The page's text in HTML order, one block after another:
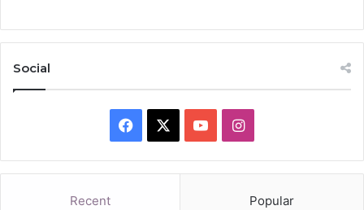
Social
Facebook YouTubeInstagram
Recent Popular